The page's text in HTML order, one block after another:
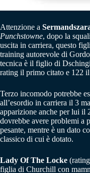
Attenzione a
Punchstowne, dopo la
uscita in carriera, questo
training autorevole di
tecnica è il figlio di
rating il primo citato e 122 il
Terzo incomodo potrebbe
all’esordio in carriera il 3
apparizione anche per lui il
dovrebbe avere problemi a
pesante, mentre è un dato
classico di cui è dotato.
Lady Of The Locke
figlia di Churchill con